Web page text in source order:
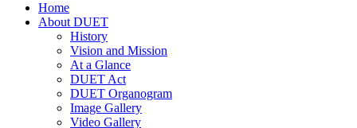
Home
About DUET
History
Vision and Mission
At a Glance
DUET Act
DUET Organogram
Image Gallery
Video Gallery